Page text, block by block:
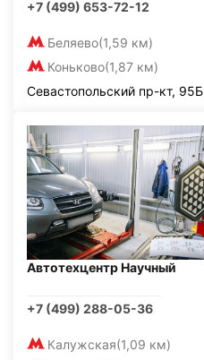
+7 (499) 653-72-12
Беляево(1,59 км)
Коньково(1,87 км)
Севастопольский пр-кт, 95Б
Автотехцентр Научный
+7 (499) 288-05-36
Калужская(1,09 км)